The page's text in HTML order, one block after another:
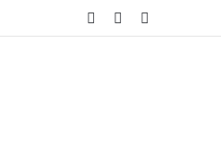
ورود نوشته تصادفی